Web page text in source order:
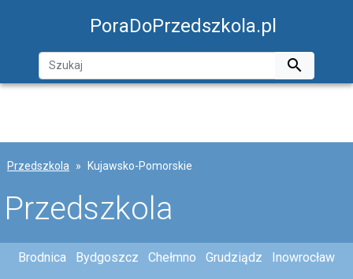
PoraDoPrzedszkola.pl

Przedszkola Kujawsko-Pomorskie
Przedszkola
Brodnica Bydgoszcz Chełmno Grudziądz
Inowrocław